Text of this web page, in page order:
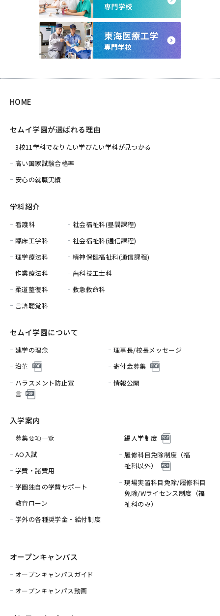
HOME
セムイ学園が選ばれる理由
3校11学科でなりたい学びたい学科が見つかる
高い国家試験合格率
安心の就職実績
学科紹介
看護科
臨床工学科
理学療法科
作業療法科
柔道整復科
言語聴覚科
社会福祉科(昼間課程)
社会福祉科(通信課程)
精神保健福祉科(通信課程)
歯科技工士科
救急救命科
セムイ学園について
建学の理念
理事長/校長メッセージ
沿革
寄付金募集
ハラスメント防止宣
言
情報公開
入学案内
募集要項一覧
AO入試
学費・諸費用
学園独自の学費サポート
教育ローン
学外の各種奨学金・給付制度
編入学制度
履修科目免除制度（福
祉科以外）
現場実習科目免除/履修科目
免除/Wライセンス制度（福
祉科のみ）
オープンキャンパス
オープンキャンパスガイド
オープンキャンパス動画